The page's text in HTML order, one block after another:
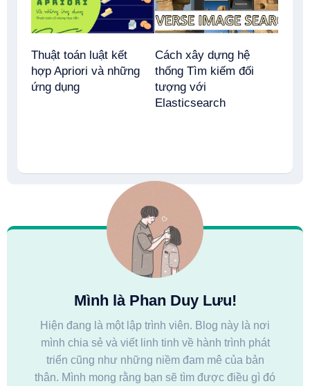
Thuật toán luật kết
hợp Apriori và những
ứng dụng
Cách xây dựng hệ
thống Tìm kiếm đối
tượng với
Elasticsearch
Mình là Phan Duy Lưu!
Hiện đang là một lập trình viên. Blog này là nơi
mình chia sẻ và viết linh tinh về hành trình phát
triển cũng như những niềm đam mê của bản
thân. Mình mong rằng bạn sẽ tìm được điều gì đó